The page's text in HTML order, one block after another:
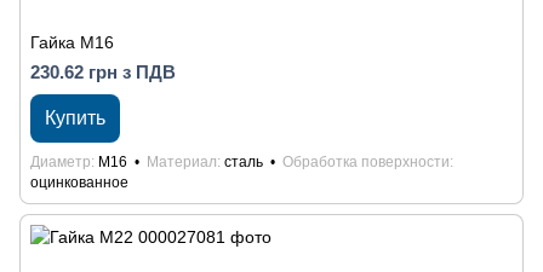
Гайка М16
230.62 грн з ПДВ
Купить
Диаметр М16 Материал сталь
Обработка поверхности
оцинкованное